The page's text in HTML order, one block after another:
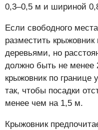
0,3–0,5 м и шириной
Если свободного
разместить
деревьями, но
должно быть не менее
крыжовник по границе
так, чтобы посадки
менее чем на 1,5 м.
Крыжовник